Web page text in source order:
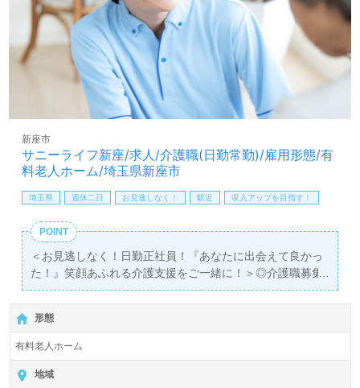
サニーライフ新座/求人/介護職(日勤常勤)/雇用形態/有
料老人ホーム/埼玉県新座市
新座市
埼玉県 週休二日 お見逃しなく！ 駅近 収入アップを目指す！
POINT
＜お見逃しなく！日勤正社員！『あなたに出会えて良かっ
た！』笑顔あふれる介護支援をご一緒に！＞◎介護職募集
◎
【月給195,000円～223,000円/賞与2回】＊初任者研修以上
有資格者向け求人＊『新座駅』徒歩4分。
入居定員100名（100室/全室個室）『有料老人ホームサニ
ーライフ新座』株式会社川島コーポレーション（本社：千
形態
有料老人ホーム
地域